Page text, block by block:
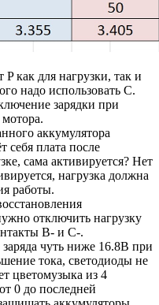
как для нагрузки, так и
надо использовать С.
зарядки при
аккумулятора
себя плата после
сама активируется? Нет
нагрузка должна
работы.
отключить нагрузку
В- и С-.
чуть ниже 16.8В при
тока, светодиоды не
цветомузыка из 4
0 до последней